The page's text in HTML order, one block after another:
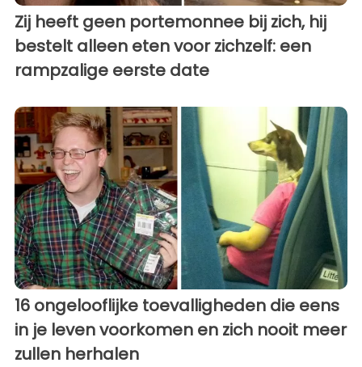
Zij heeft geen portemonnee bij zich, hij
bestelt alleen eten voor zichzelf: een
rampzalige eerste date
16 ongelooflijke toevalligheden die eens
in je leven voorkomen en zich nooit meer
zullen herhalen